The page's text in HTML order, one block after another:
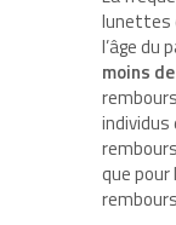
lunettes
l’âge du
moins
que pour